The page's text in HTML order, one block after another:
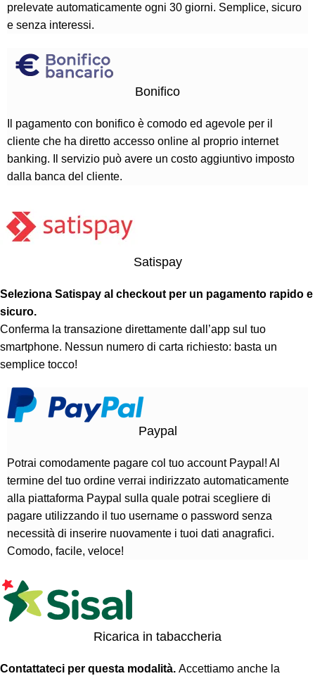
prelevate automaticamente ogni 30 giorni. Semplice, sicuro
e senza interessi.
Bonifico
Il pagamento con bonifico è comodo ed agevole per il
cliente che ha diretto accesso online al proprio internet
banking. Il servizio può avere un costo aggiuntivo imposto
dalla banca del cliente.
Satispay
Seleziona Satispay al checkout per un pagamento rapido e
sicuro.
Conferma la transazione direttamente dall’app sul tuo
smartphone. Nessun numero di carta richiesto: basta un
semplice tocco!
Paypal
Potrai comodamente pagare col tuo account Paypal! Al
termine del tuo ordine verrai indirizzato automaticamente
alla piattaforma Paypal sulla quale potrai scegliere di
pagare utilizzando il tuo username o password senza
necessità di inserire nuovamente i tuoi dati anagrafici.
Comodo, facile, veloce!
Ricarica in tabaccheria
Contattateci per questa modalità. Accettiamo anche la